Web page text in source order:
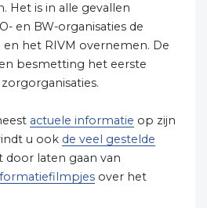
Het is in alle gevallen
en BW-organisaties de
en het RIVM overnemen. De
besmetting het eerste
actuele informatie op zijn
u ook de veel gestelde
door laten gaan van
over het